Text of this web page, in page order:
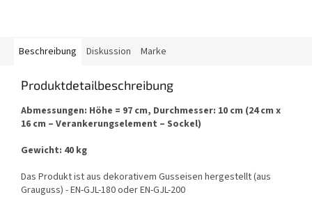
Beschreibung Diskussion Marke
Produktdetailbeschreibung
Abmessungen: Höhe = 97 cm, Durchmesser: 10 cm (24 cm x
16 cm – Verankerungselement – Sockel)
Gewicht: 40 kg
Das Produkt ist aus dekorativem Gusseisen hergestellt (aus
Grauguss) - EN-GJL-180 oder EN-GJL-200